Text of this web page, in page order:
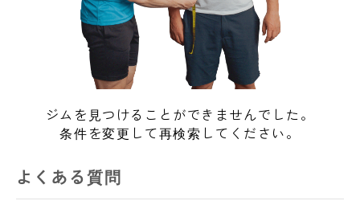
ジムを見つけることができませんでした。
条件を変更して再検索してください。
よくある質問